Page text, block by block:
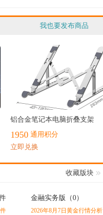
我也要发布商品
最热
铝合金笔记本电脑折叠支架
1950 通用积分
立即兑换
收藏版块
金融实务版 （0）
2026年8月7日黄金行情分析